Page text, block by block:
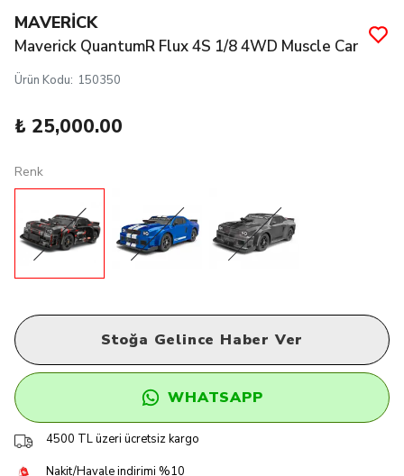
MAVERİCK
Maverick QuantumR Flux 4S 1/8 4WD Muscle Car
Ürün Kodu: 150350
₺ 25,000.00
Renk
Stoğa Gelince Haber Ver
WHATSAPP
4500 TL üzeri ücretsiz kargo
Nakit/Havale indirimi %10